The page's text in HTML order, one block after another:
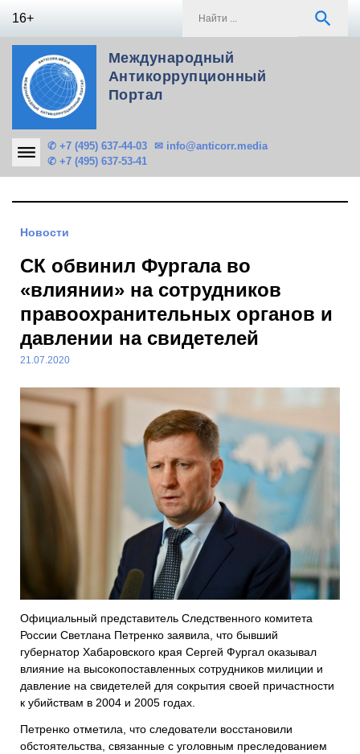
16+ search
Международный
Антикоррупционный
Портал
✆ +7 (495) 637-44-03
✆ +7 (495) 637-53-41
✉ info@anticorr.media
Новости
СК обвинил Фургала во
«влиянии» на сотрудников
правоохранительных органов и
давлении на свидетелей
21.07.2020
Официальный представитель Следственного комитета
России Светлана Петренко заявила, что бывший
губернатор Хабаровского края Сергей Фургал оказывал
влияние на высокопоставленных сотрудников милиции и
давление на свидетелей для сокрытия своей причастности
к убийствам в 2004 и 2005 годах.
Петренко отметила, что следователи восстановили
обстоятельства, связанные с уголовным преследованием